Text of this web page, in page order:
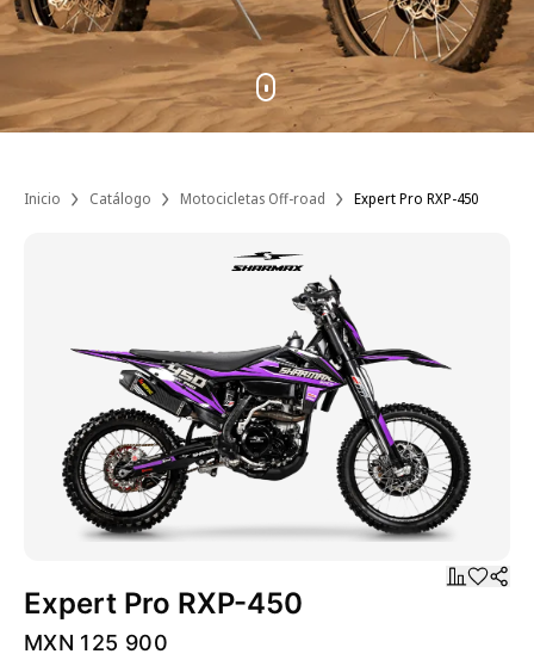
Inicio Catálogo Motocicletas Off-road Expert Pro RXP-450
Expert Pro RXP-450
MXN 125 900